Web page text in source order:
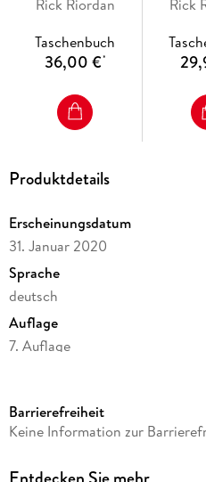
Bände 1-5
Rick Riordan
Taschenbuch
36,00 €*
(Percy
Rick
Produktdetails
Erscheinungsdatum
31. Januar 2020
Sprache
deutsch
Auflage
7. Auflage
Altersempfehlung
Reihe
Barrierefreiheit
Keine Information zur